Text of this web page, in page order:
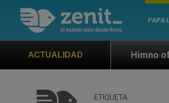
PAPA
ACTUALIDAD
Himno oficial de la Jornada
ETIQUETA